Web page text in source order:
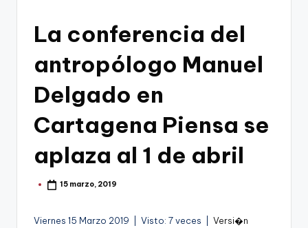
La conferencia del
antropólogo Manuel
Delgado en
Cartagena Piensa se
aplaza al 1 de abril
Publicado15 marzo, 2019
Viernes 15 Marzo 2019 | Visto: 7 veces | Versi�n